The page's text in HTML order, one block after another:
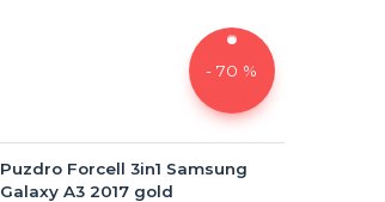
- 70 %
Puzdro Forcell 3in1 Samsung
Galaxy A3 2017 gold